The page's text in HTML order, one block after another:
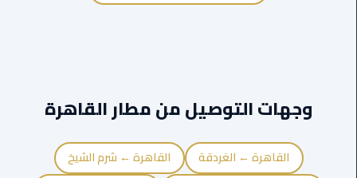
الزمالك
ليموزين
المهندسين
وجهات التوصيل من مطار القاهرة
القاهرة ← الغردقة
القاهرة ← شرم الشيخ